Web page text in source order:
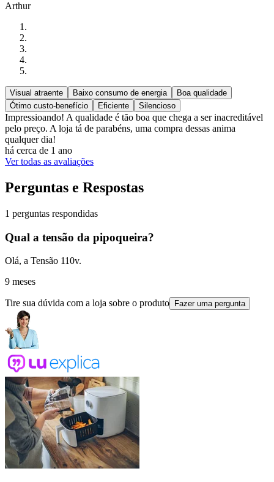
Arthur
Visual atraente Baixo consumo de energia
Boa qualidade
Ótimo custo-benefício
Eficiente Silencioso
Impressioando! A qualidade é tão boa que chega a ser inacreditável
pelo preço. A loja tá de parabéns, uma compra dessas anima
qualquer dia!
há cerca de 1 ano
Ver todas as avaliações
Perguntas e Respostas
1 perguntas respondidas
Qual a tensão da pipoqueira?
Olá, a Tensão 110v.
9 meses
Tire sua dúvida com a loja sobre o produto Fazer uma pergunta